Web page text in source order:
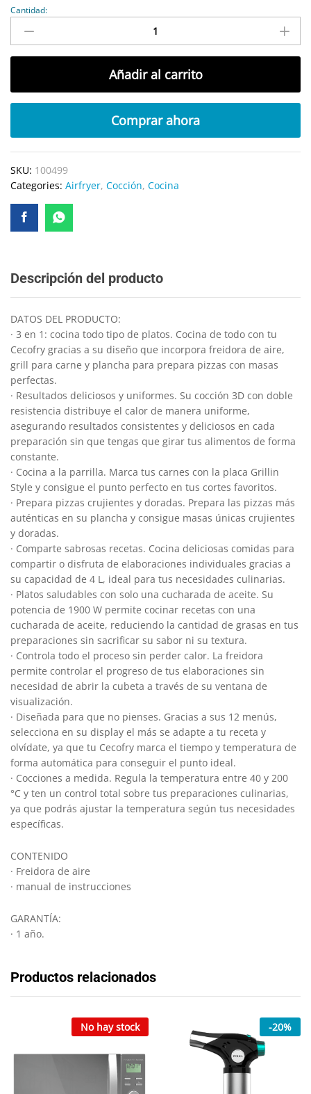
antidad
Cantidad:
Añadir al carrito
Comprar ahora
SKU: 100499
Categories: Airfryer, Cocción, Cocina
Descripción del producto
DATOS DEL PRODUCTO:
· 3 en 1: cocina todo tipo de platos. Cocina de todo con tu
Cecofry gracias a su diseño que incorpora freidora de aire,
grill para carne y plancha para prepara pizzas con masas
perfectas.
· Resultados deliciosos y uniformes. Su cocción 3D con doble
resistencia distribuye el calor de manera uniforme,
asegurando resultados consistentes y deliciosos en cada
preparación sin que tengas que girar tus alimentos de forma
constante.
· Cocina a la parrilla. Marca tus carnes con la placa Grillin
Style y consigue el punto perfecto en tus cortes favoritos.
· Prepara pizzas crujientes y doradas. Prepara las pizzas más
auténticas en su plancha y consigue masas únicas crujientes
y doradas.
· Comparte sabrosas recetas. Cocina deliciosas comidas para
compartir o disfruta de elaboraciones individuales gracias a
su capacidad de 4 L, ideal para tus necesidades culinarias.
· Platos saludables con solo una cucharada de aceite. Su
potencia de 1900 W permite cocinar recetas con una
cucharada de aceite, reduciendo la cantidad de grasas en tus
preparaciones sin sacrificar su sabor ni su textura.
· Controla todo el proceso sin perder calor. La freidora
permite controlar el progreso de tus elaboraciones sin
necesidad de abrir la cubeta a través de su ventana de
visualización.
· Diseñada para que no pienses. Gracias a sus 12 menús,
selecciona en su display el más se adapte a tu receta y
olvídate, ya que tu Cecofry marca el tiempo y temperatura de
forma automática para conseguir el punto ideal.
· Cocciones a medida. Regula la temperatura entre 40 y 200
°C y ten un control total sobre tus preparaciones culinarias,
ya que podrás ajustar la temperatura según tus necesidades
específicas.
CONTENIDO
· Freidora de aire
· manual de instrucciones
GARANTÍA:
· 1 año.
Productos relacionados
No hay stock -20%